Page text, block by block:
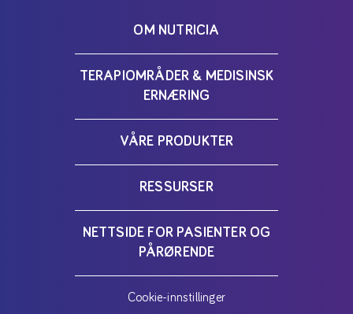
OM NUTRICIA
TERAPIOMRÅDER & MEDISINSK
ERNÆRING
VÅRE PRODUKTER
RESSURSER
NETTSIDE FOR PASIENTER OG
PÅRØRENDE
Cookie-innstillinger